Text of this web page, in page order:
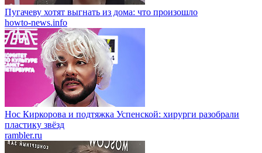
Пугачеву хотят выгнать из дома: что произошло
howto-news.info
Нос Киркорова и подтяжка Успенской: хирурги разобрали
пластику звёзд
rambler.ru